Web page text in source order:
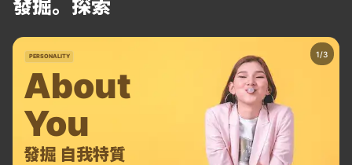
發掘。探索
PERSONALITY
About
You
發掘 自我特質